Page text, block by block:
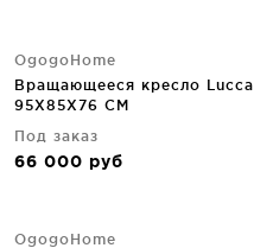
OgogoHome
Вращающееся кресло Lucca
95X85X76 CM
Под заказ
66 000 руб
OgogoHome